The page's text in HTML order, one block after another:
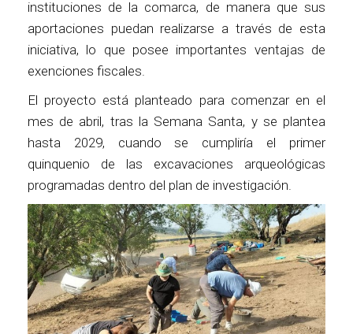
instituciones de la comarca, de manera que sus
aportaciones puedan realizarse a través de esta
iniciativa, lo que posee importantes ventajas de
exenciones fiscales.
El proyecto está planteado para comenzar en el
mes de abril, tras la Semana Santa, y se plantea
hasta 2029, cuando se cumpliría el primer
quinquenio de las excavaciones arqueológicas
programadas dentro del plan de investigación.